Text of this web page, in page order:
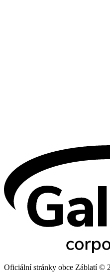
Oficiální stránky obce Záblatí ©